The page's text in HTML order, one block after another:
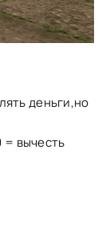
деньги,но
= вычесть